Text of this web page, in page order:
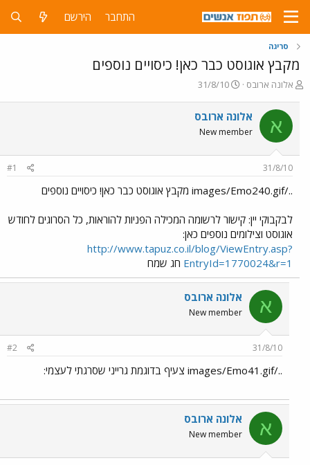
התחבר הירשם
סריגה
מקבץ אוגוסט כבר כאן! כיסויים נוספים
פ
ח
ה
ו
ש
אלונה ארובס
פ
ס
ם
ת
י
31/8/10
א אלונה ארובס
New member
31/8/10
#1
../images/Emo240.gif מקבץ אוגוסט כבר כאן! כיסויים נוספים
לבקבוקי יין: קישור לרשומה המכילה הפניות להוראות, כל הסרוגים לחודש
אוגוסט וצילומים נוספים כאן:
http://www.tapuz.co.il/blog/ViewEntry.asp?
EntryId=1770024&r=1 חג שמח
א אלונה ארובס
New member
31/8/10
#2
../images/Emo41.gif צעיף בדוגמת גרייני שסרגתי לעצמי:
א אלונה ארובס
New member